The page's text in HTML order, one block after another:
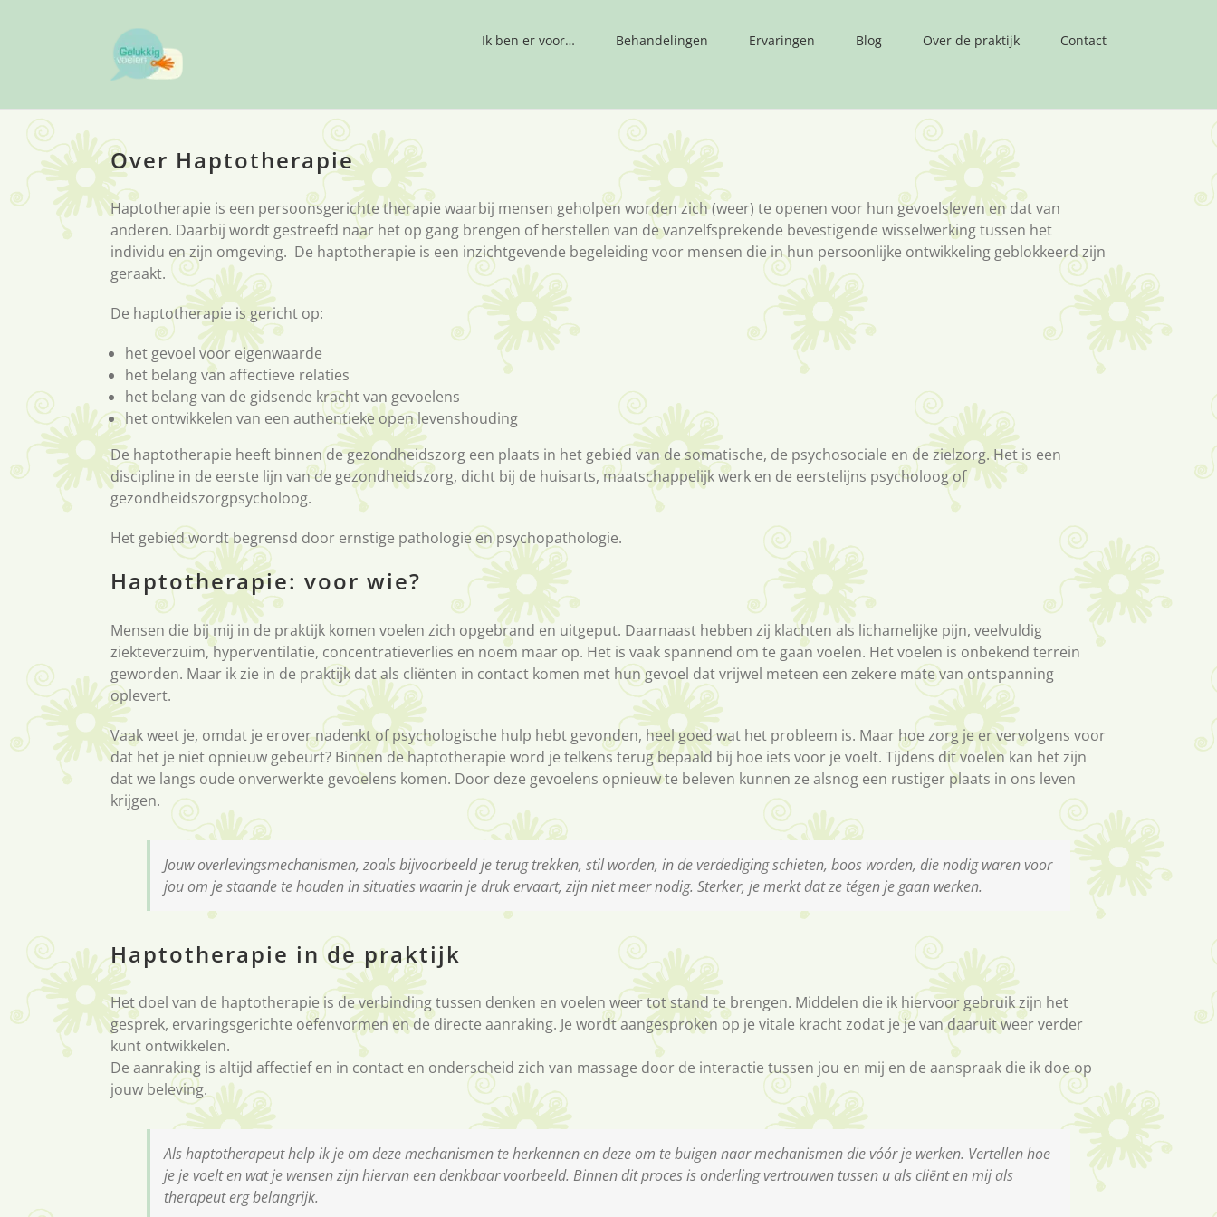
Ik ben er voor… Behandelingen Ervaringen Blog Over de praktijk Contact
Over Haptotherapie
Haptotherapie is een persoonsgerichte therapie waarbij mensen geholpen worden zich (weer) te openen voor hun gevoelsleven en dat van
anderen. Daarbij wordt gestreefd naar het op gang brengen of herstellen van de vanzelfsprekende bevestigende wisselwerking tussen het
individu en zijn omgeving. De haptotherapie is een inzichtgevende begeleiding voor mensen die in hun persoonlijke ontwikkeling geblokkeerd zijn
geraakt.
De haptotherapie is gericht op:
het gevoel voor eigenwaarde
het belang van affectieve relaties
het belang van de gidsende kracht van gevoelens
het ontwikkelen van een authentieke open levenshouding
De haptotherapie heeft binnen de gezondheidszorg een plaats in het gebied van de somatische, de psychosociale en de zielzorg. Het is een
discipline in de eerste lijn van de gezondheidszorg, dicht bij de huisarts, maatschappelijk werk en de eerstelijns psycholoog of
gezondheidszorgpsycholoog.
Het gebied wordt begrensd door ernstige pathologie en psychopathologie.
Haptotherapie: voor wie?
Mensen die bij mij in de praktijk komen voelen zich opgebrand en uitgeput. Daarnaast hebben zij klachten als lichamelijke pijn, veelvuldig
ziekteverzuim, hyperventilatie, concentratieverlies en noem maar op. Het is vaak spannend om te gaan voelen. Het voelen is onbekend terrein
geworden. Maar ik zie in de praktijk dat als cliënten in contact komen met hun gevoel dat vrijwel meteen een zekere mate van ontspanning
oplevert.
Vaak weet je, omdat je erover nadenkt of psychologische hulp hebt gevonden, heel goed wat het probleem is. Maar hoe zorg je er vervolgens voor
dat het je niet opnieuw gebeurt? Binnen de haptotherapie word je telkens terug bepaald bij hoe iets voor je voelt. Tijdens dit voelen kan het zijn
dat we langs oude onverwerkte gevoelens komen. Door deze gevoelens opnieuw te beleven kunnen ze alsnog een rustiger plaats in ons leven
krijgen.
Jouw overlevingsmechanismen, zoals bijvoorbeeld je terug trekken, stil worden, in de verdediging schieten, boos worden, die nodig waren voor
jou om je staande te houden in situaties waarin je druk ervaart, zijn niet meer nodig. Sterker, je merkt dat ze tégen je gaan werken.
Haptotherapie in de praktijk
Het doel van de haptotherapie is de verbinding tussen denken en voelen weer tot stand te brengen. Middelen die ik hiervoor gebruik zijn het
gesprek, ervaringsgerichte oefenvormen en de directe aanraking. Je wordt aangesproken op je vitale kracht zodat je je van daaruit weer verder
kunt ontwikkelen.
De aanraking is altijd affectief en in contact en onderscheid zich van massage door de interactie tussen jou en mij en de aanspraak die ik doe op
jouw beleving.
Als haptotherapeut help ik je om deze mechanismen te herkennen en deze om te buigen naar mechanismen die vóór je werken. Vertellen hoe
je je voelt en wat je wensen zijn hiervan een denkbaar voorbeeld. Binnen dit proces is onderling vertrouwen tussen u als cliënt en mij als
therapeut erg belangrijk.